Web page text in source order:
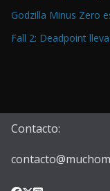
Godzilla Minus Zero
Fall 2: Deadpoint
Contacto: